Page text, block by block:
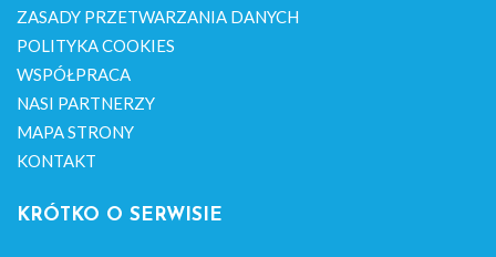
ZASADY PRZETWARZANIA DANYCH
POLITYKA COOKIES
WSPÓŁPRACA
NASI PARTNERZY
MAPA STRONY
KONTAKT
KRÓTKO O SERWISIE